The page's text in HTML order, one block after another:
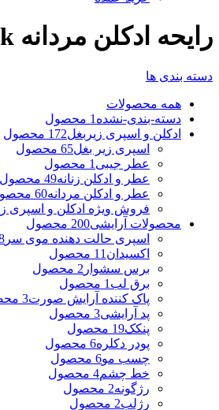
رایحه ادكلن مردانه Derrick
دسته بندی ها
همه محصولات
دسته-بندی-نشده 1 محصول
ادکلن و اسپری زیربغل172 محصول
اسپری زیر بغل65 محصول
عطر جیبی 1 محصول
عطر و ادکلن زنانه49 محصول
عطر و ادکلن مردانه60 محصول
فروش ویژه ادکلن و اسپری
محصولات آرایشی200 محصول
اسپری حالت دهنده موی سر
اکسیدان 11 محصول
برس سشوار 2 محصول
برق لب 1 محصول
پاک کننده آرایش صورت3 محصول
پد آرایشی3 محصول
پنکک19 محصول
پودر دکلره6 محصول
چسب مو6 محصول
خط چشم4 محصول
رژگونه2 محصول
رژلب2 محصول